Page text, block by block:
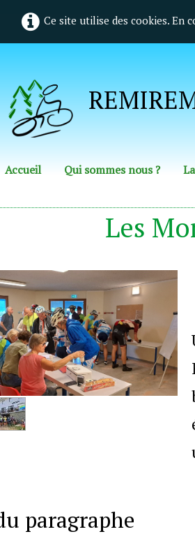
Ce site utilise des cookies. En
Accueil Qui sommes nous ?
Les
paragraphe